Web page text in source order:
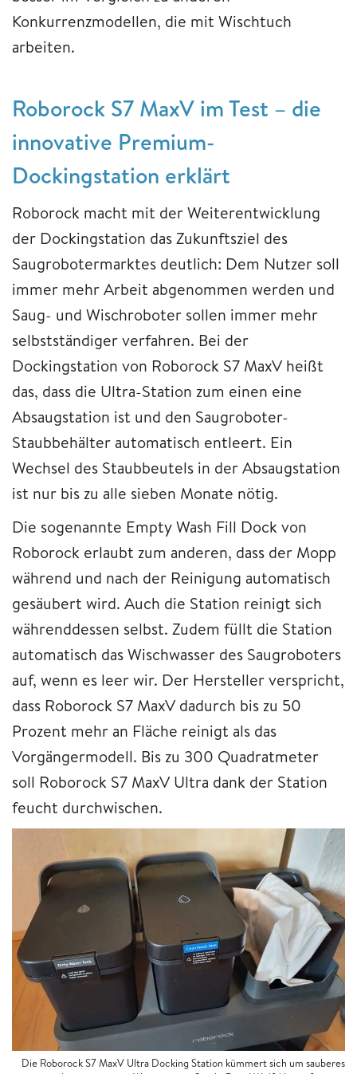
Konkurrenzmodellen, die mit Wischtuch
arbeiten.
Roborock S7 MaxV im Test – die
innovative Premium-
Dockingstation erklärt
Roborock macht mit der Weiterentwicklung
der Dockingstation das Zukunftsziel des
Saugrobotermarktes deutlich: Dem Nutzer soll
immer mehr Arbeit abgenommen werden und
Saug- und Wischroboter sollen immer mehr
selbstständiger verfahren. Bei der
Dockingstation von Roborock S7 MaxV heißt
das, dass die Ultra-Station zum einen eine
Absaugstation ist und den Saugroboter-
Staubbehälter automatisch entleert. Ein
Wechsel des Staubbeutels in der Absaugstation
ist nur bis zu alle sieben Monate nötig.
Die sogenannte Empty Wash Fill Dock von
Roborock erlaubt zum anderen, dass der Mopp
während und nach der Reinigung automatisch
gesäubert wird. Auch die Station reinigt sich
währenddessen selbst. Zudem füllt die Station
automatisch das Wischwasser des Saugroboters
auf, wenn es leer wir. Der Hersteller verspricht,
dass Roborock S7 MaxV dadurch bis zu 50
Prozent mehr an Fläche reinigt als das
Vorgängermodell. Bis zu 300 Quadratmeter
soll Roborock S7 MaxV Ultra dank der Station
feucht durchwischen.
Die Roborock S7 MaxV Ultra Docking Station kümmert sich um sauberes